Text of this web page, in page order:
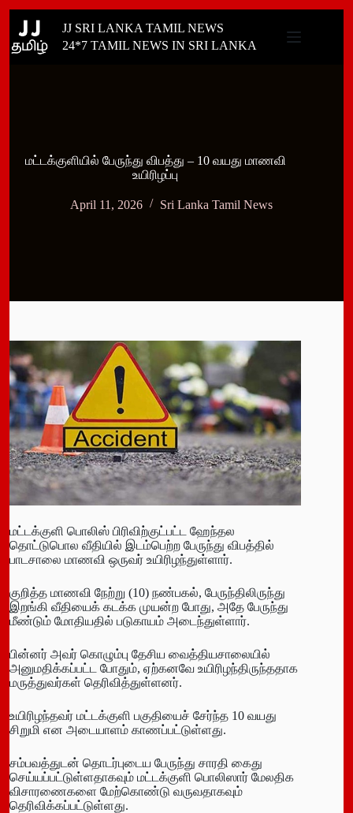
content
JJ SRI LANKA TAMIL NEWS
24*7 TAMIL NEWS IN SRI LANKA
மட்டக்குளியில் பேருந்து விபத்து – 10 வயது மாணவி
உயிரிழப்பு
April 11, 2026 Sri Lanka Tamil News
மட்டக்குளி பொலிஸ் பிரிவிற்குட்பட்ட ஹேந்தல
தொட்டுபொல வீதியில் இடம்பெற்ற பேருந்து விபத்தில்
பாடசாலை மாணவி ஒருவர் உயிரிழந்துள்ளார்.
குறித்த மாணவி நேற்று (10) நண்பகல், பேருந்திலிருந்து
இறங்கி வீதியைக் கடக்க முயன்ற போது, அதே பேருந்து
மீண்டும் மோதியதில் படுகாயம் அடைந்துள்ளார்.
பின்னர் அவர் கொழும்பு தேசிய வைத்தியசாலையில்
அனுமதிக்கப்பட்ட போதும், ஏற்கனவே உயிரிழந்திருந்ததாக
மருத்துவர்கள் தெரிவித்துள்ளனர்.
உயிரிழந்தவர் மட்டக்குளி பகுதியைச் சேர்ந்த 10 வயது
சிறுமி என அடையாளம் காணப்பட்டுள்ளது.
சம்பவத்துடன் தொடர்புடைய பேருந்து சாரதி கைது
செய்யப்பட்டுள்ளதாகவும் மட்டக்குளி பொலிஸார் மேலதிக
விசாரணைகளை மேற்கொண்டு வருவதாகவும்
தெரிவிக்கப்பட்டுள்ளது.